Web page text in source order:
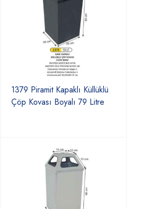
1379 Piramit Kapaklı Küllüklü
Çöp Kovası Boyalı 79 Litre